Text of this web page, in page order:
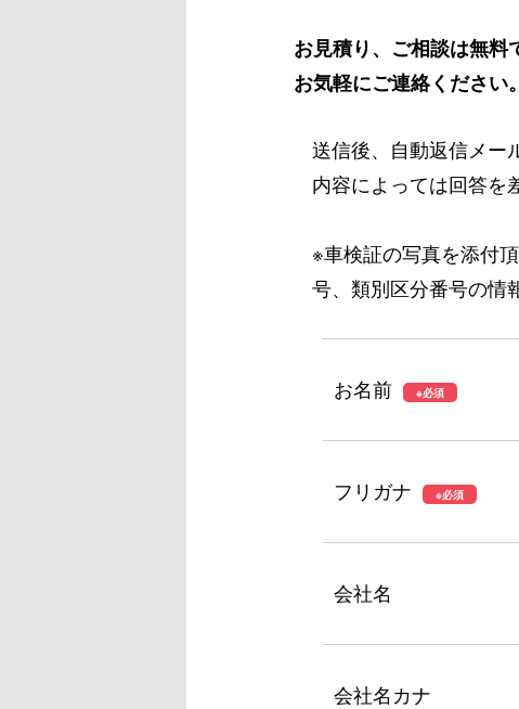
お見積り、ご相談は無料
お気軽にご連絡ください。
送信後、自動返信メー
内容によっては回答を
※車検証の写真を添付
号、類別区分番号の情
お名前 ※必須
フリガナ ※必須
会社名
会社名カナ